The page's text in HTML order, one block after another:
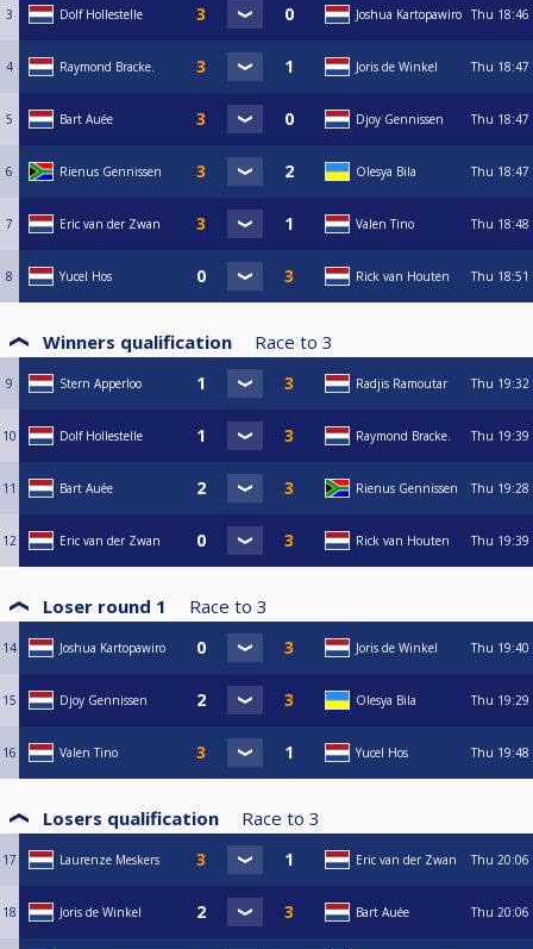
3 Dolf Hollestelle Joshua Kartopawiro Thu 18:46
4 Raymond Bracke. Joris de Winkel Thu 18:47
5 Bart Auée Djoy Gennissen Thu 18:47
6 Rienus Gennissen Olesya Bila Thu 18:47
7 Eric van der Zwan Valen Tino Thu 18:48
8 Yucel Hos Rick van Houten Thu 18:51
Winners qualification Race to 3
9 Stern Apperloo Radjis Ramoutar Thu 19:32
10 Dolf Hollestelle Raymond Bracke. Thu 19:39
11 Bart Auée Rienus Gennissen Thu 19:28
12 Eric van der Zwan Rick van Houten Thu 19:39
Loser round 1 Race to 3
14 Joshua Kartopawiro Joris de Winkel Thu 19:40
15 Djoy Gennissen Olesya Bila Thu 19:29
16 Valen Tino Yucel Hos Thu 19:48
Losers qualification Race to 3
17 Laurenze Meskers Eric van der Zwan Thu 20:06
18 Joris de Winkel Bart Auée Thu 20:06